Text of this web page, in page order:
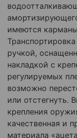
имеются
ручкой,
накладкой с
регулируемых
возможно
или отстегнуть.
крепления
качественная и
материала